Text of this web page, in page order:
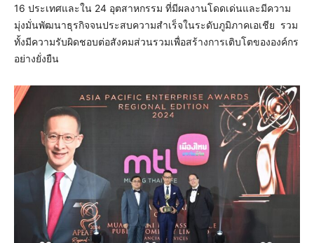
16 ประเทศและใน 24 อุตสาหกรรม ที่มีผลงานโดดเด่นและมีความ
มุ่งมั่นพัฒนาธุรกิจจนประสบความสำเร็จในระดับภูมิภาคเอเชีย รวม
ทั้งมีความรับผิดชอบต่อสังคมส่วนรวมเพื่อสร้างการเติบโตขององค์กร
อย่างยั่งยืน